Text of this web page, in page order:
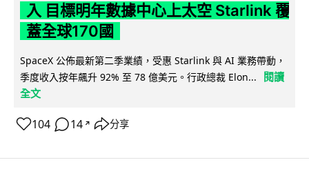
入 目標明年數據中心上太空 Starlink 覆
蓋全球170國
SpaceX 公佈最新第二季業績，受惠 Starlink 與 AI 業務帶動，
季度收入按年飆升 92% 至 78 億美元。行政總裁 Elon...
閱讀
全文
104 14 ↗ 分享